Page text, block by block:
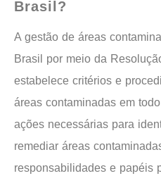
Brasil?
A gestão de áreas
Brasil por meio da
estabelece critérios e
áreas contaminadas em
ações necessárias para
remediar áreas
responsabilidades e papéis